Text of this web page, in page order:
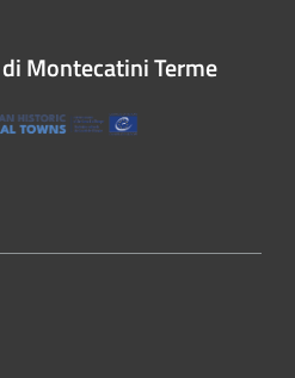
Montecatini Terme